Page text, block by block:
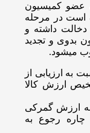
عضو کمیسیون
است در مرحله
داشته و
بدوی و تجدید
میشود.
ارزیابی از
ارزش کالا
ارزش گمرکی
چاره رجوع به